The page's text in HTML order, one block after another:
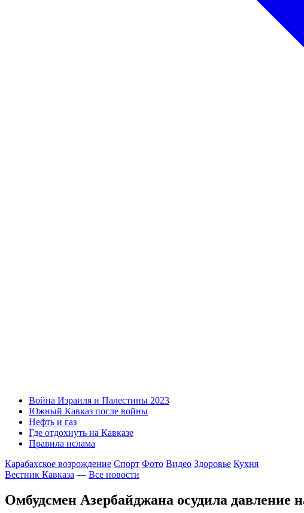
Война Израиля и Палестины 2023
Южный Кавказ после войны
Нефть и газ
Где отдохнуть на Кавказе
Правила ислама
Карабахское возрождение Спорт Фото Видео Здоровье Кухня
Вестник Кавказа — Все новости
Омбудсмен Азербайджана осудила давление